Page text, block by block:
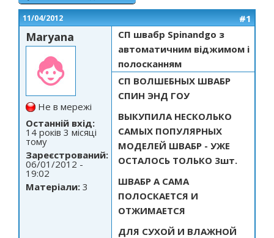
11/04/2012 #1
Maryana
Не в мережі
Останній вхід:
14 років 3 місяці
тому
Зареєстрований:
06/01/2012 -
19:02
Матеріали: 3
СП швабр Spinandgo з
автоматичним віджимом і
полосканням
СП ВОЛШЕБНЫХ ШВАБР
СПИН ЭНД ГОУ
ВЫКУПИЛА НЕСКОЛЬКО
САМЫХ ПОПУЛЯРНЫХ
МОДЕЛЕЙ ШВАБР - УЖЕ
ОСТАЛОСЬ ТОЛЬКО 3шт.
ШВАБР А САМА
ПОЛОСКАЕТСЯ И
ОТЖИМАЕТСЯ
ДЛЯ СУХОЙ И ВЛАЖНОЙ